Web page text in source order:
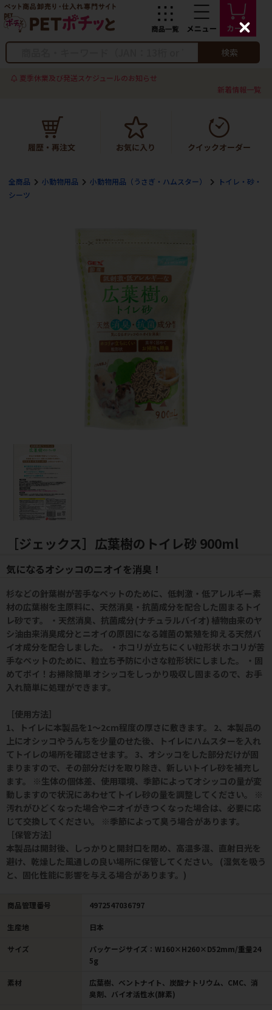
検索
夏季休業及び発送スケジュールのお知らせ
新着情報一覧
全商品 小動物用品 小動物用品（うさぎ・ハムスター）
トイレ・砂・
シーツ
［ジェックス］広葉樹のトイレ砂 900ml
気になるオシッコのニオイを消臭！
杉などの針葉樹が苦手なペットのために、低刺激・低アレルギー素
材の広葉樹を主原料に、天然消臭・抗菌成分を配合した固まるトイ
レ砂です。 ・天然消臭、抗菌成分(ナチュラルバイオ) 植物由来のヤ
シ油由来消臭成分とニオイの原因になる雑菌の繁殖を抑える天然バ
イオ成分を配合しました。 ・ホコリが立ちにくい粒形状 ホコリが苦
手なペットのために、粒立ち予防に小さな粒形状にしました。 ・固
めてポイ！お掃除簡単 オシッコをしっかり吸収し固まるので、お手
入れ簡単に処理ができます。
［使用方法］
1、トイレに本製品を1～2cm程度の厚さに敷きます。 2、本製品の
上にオシッコやうんちを少量のせた後、トイレにハムスターを入れ
てトイレの場所を確認させます。 3、オシッコをした部分だけが固
まりますので、その部分だけを取り除き、新しいトイレ砂を補充し
ます。 ※生体の個体差、使用環境、季節によってオシッコの量が変
動しますので状況にあわせてトイレ砂の量を調整してください。 ※
汚れがひどくなった場合やニオイがきつくなった場合は、必要に応
じて交換してください。 ※季節によって臭う場合があります。
［保管方法］
本製品は開封後、しっかりと開封口を閉め、高温多湿、直射日光を
避け、乾燥した風通しの良い場所に保管してください。 (湿気を吸う
と、固化性能に影響を与える場合があります。)
商品管理番号 4972547036797
生産地 日本
サイズ
パッケージサイズ：W160×H260×D52mm/重量24
5g
素材
広葉樹、ベントナイト、炭酸ナトリウム、CMC、消
臭剤、バイオ活性水(酵素)
C
l
s